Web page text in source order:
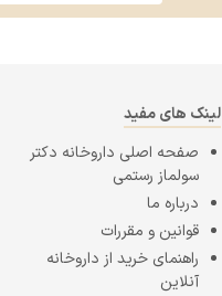
لینک های مفید
صفحه اصلی داروخانه دکتر
سولماز رستمی
درباره ما
قوانین و مقررات
راهنمای خرید از داروخانه
آنلاین